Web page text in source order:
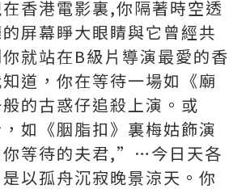
香港電影裏,你隔著時空透
屏幕睜大眼睛與它曾經共
就站在B級片導演最愛的香
道，你在等待一場如《廟
的古惑仔追殺上演。或
如《胭脂扣》裏梅姑飾演
你等待的夫君,”…今日天各
以孤舟沉寂晚景涼天。你